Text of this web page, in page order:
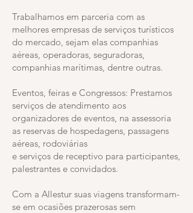
Trabalhamos em parceria com as
melhores empresas de serviços turísticos
do mercado, sejam elas companhias
aéreas, operadoras, seguradoras,
companhias marítimas, dentre outras.
Eventos, feiras e Congressos: Prestamos
serviços de atendimento aos
organizadores de eventos, na assessoria
as reservas de hospedagens, passagens
aéreas, rodoviárias
e serviços de receptivo para participantes,
palestrantes e convidados.
Com a Allestur suas viagens transformam-
se em ocasiões prazerosas sem